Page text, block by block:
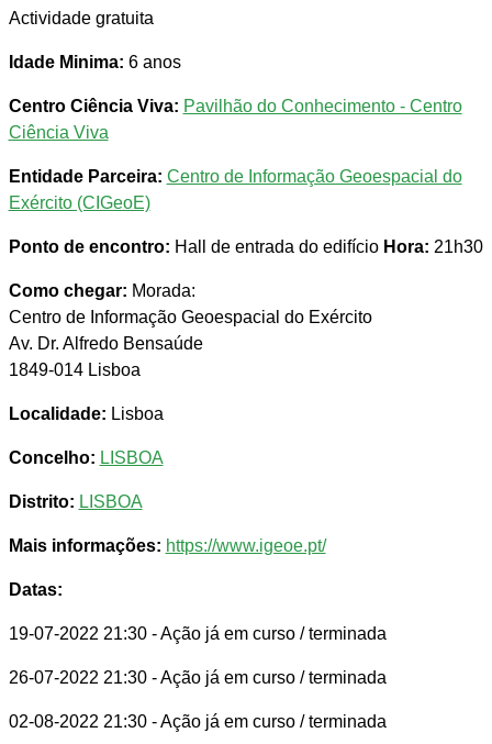
Actividade gratuita
Idade Minima: 6 anos
Centro Ciência Viva: Pavilhão do Conhecimento - Centro
Ciência Viva
Entidade Parceira: Centro de Informação Geoespacial do
Exército (CIGeoE)
Ponto de encontro: Hall de entrada do edifício Hora: 21h30
Como chegar: Morada:
Centro de Informação Geoespacial do Exército
Av. Dr. Alfredo Bensaúde
1849-014 Lisboa
Localidade: Lisboa
Concelho: LISBOA
Distrito: LISBOA
Mais informações: https://www.igeoe.pt/
Datas:
19-07-2022 21:30 - Ação já em curso / terminada
26-07-2022 21:30 - Ação já em curso / terminada
02-08-2022 21:30 - Ação já em curso / terminada